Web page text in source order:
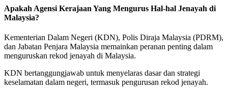
Apakah Agensi Kerajaan Yang Mengurus Hal-hal Jenayah di
Malaysia?
Kementerian Dalam Negeri (KDN), Polis Diraja Malaysia (PDRM),
dan Jabatan Penjara Malaysia memainkan peranan penting dalam
menguruskan rekod jenayah di Malaysia.
KDN bertanggungjawab untuk menyelaras dasar dan strategi
keselamatan dalam negeri, termasuk pengurusan rekod jenayah.